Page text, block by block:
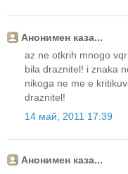
Анонимен каза...
az ne otkrih mnogo
bila draznitel! i znaka
nikoga ne me e
draznitel!
14 май, 2011 17:39
Анонимен каза...